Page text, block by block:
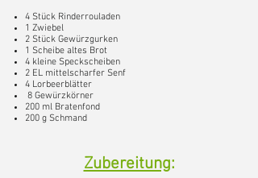
4 Stück Rinderrouladen
1 Zwiebel
2 Stück Gewürzgurken
1 Scheibe altes Brot
4 kleine Speckscheiben
2 EL mittelscharfer Senf
4 Lorbeerblätter
8 Gewürzkörner
200 ml Bratenfond
200 g Schmand
Zubereitung: